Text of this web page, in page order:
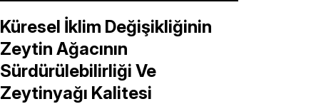
Küresel İklim Değişikliğinin
Zeytin Ağacının
Sürdürülebilirliği Ve
Zeytinyağı Kalitesi